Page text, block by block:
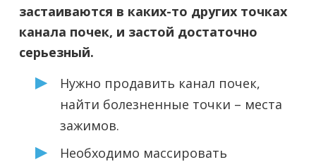
застаиваются в каких-то других точках
канала почек, и застой достаточно
серьезный.
Нужно продавить канал почек,
найти болезненные точки – места
зажимов.
Необходимо массировать